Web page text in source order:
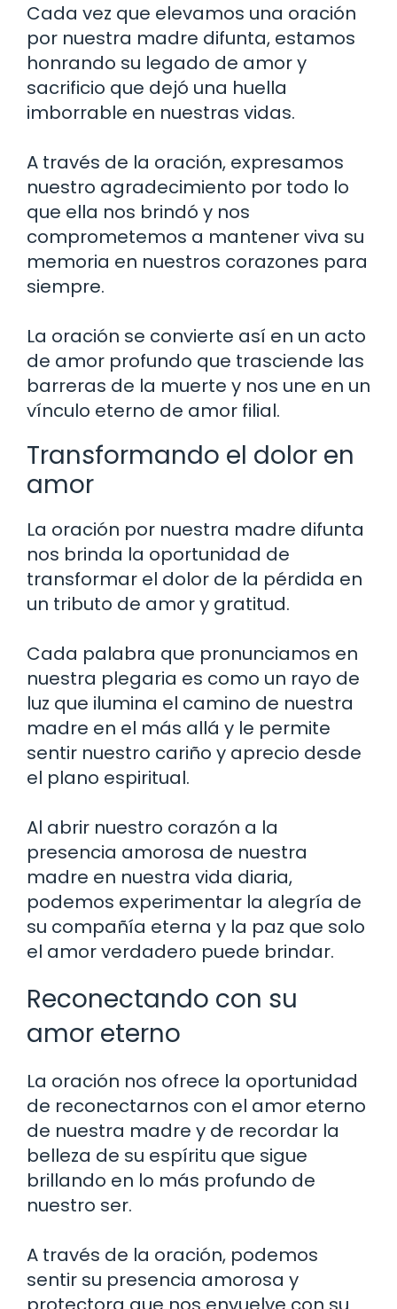
Cada vez que elevamos una oración
por nuestra madre difunta, estamos
honrando su legado de amor y
sacrificio que dejó una huella
imborrable en nuestras vidas.
A través de la oración, expresamos
nuestro agradecimiento por todo lo
que ella nos brindó y nos
comprometemos a mantener viva su
memoria en nuestros corazones para
siempre.
La oración se convierte así en un acto
de amor profundo que trasciende las
barreras de la muerte y nos une en un
vínculo eterno de amor filial.
Transformando el dolor en
amor
La oración por nuestra madre difunta
nos brinda la oportunidad de
transformar el dolor de la pérdida en
un tributo de amor y gratitud.
Cada palabra que pronunciamos en
nuestra plegaria es como un rayo de
luz que ilumina el camino de nuestra
madre en el más allá y le permite
sentir nuestro cariño y aprecio desde
el plano espiritual.
Al abrir nuestro corazón a la
presencia amorosa de nuestra
madre en nuestra vida diaria,
podemos experimentar la alegría de
su compañía eterna y la paz que solo
el amor verdadero puede brindar.
Reconectando con su
amor eterno
La oración nos ofrece la oportunidad
de reconectarnos con el amor eterno
de nuestra madre y de recordar la
belleza de su espíritu que sigue
brillando en lo más profundo de
nuestro ser.
A través de la oración, podemos
sentir su presencia amorosa y